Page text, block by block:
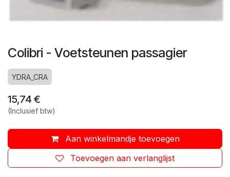
Colibri - Voetsteunen passagier
YDRA_CRA
15,74 €
(Inclusief btw)
Aan winkelmandje toevoegen
Toevoegen aan verlanglijst